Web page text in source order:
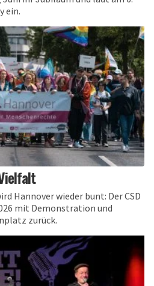
ein.
Hannover wieder bunt: Der CSD
mit Demonstration und
zurück.